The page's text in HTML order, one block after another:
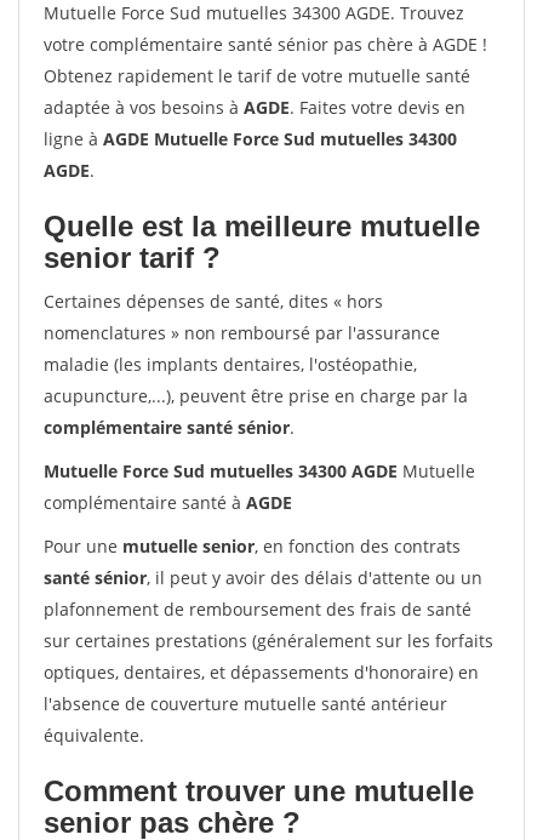
Mutuelle Force Sud mutuelles 34300 AGDE. Trouvez
votre complémentaire santé sénior pas chère à AGDE !
Obtenez rapidement le tarif de votre mutuelle santé
adaptée à vos besoins à AGDE. Faites votre devis en
ligne à AGDE Mutuelle Force Sud mutuelles 34300
AGDE.
Quelle est la meilleure mutuelle
senior tarif ?
Certaines dépenses de santé, dites « hors
nomenclatures » non remboursé par l'assurance
maladie (les implants dentaires, l'ostéopathie,
acupuncture,...), peuvent être prise en charge par la
complémentaire santé sénior.
Mutuelle Force Sud mutuelles 34300 AGDE Mutuelle
complémentaire santé à AGDE
Pour une mutuelle senior, en fonction des contrats
santé sénior, il peut y avoir des délais d'attente ou un
plafonnement de remboursement des frais de santé
sur certaines prestations (généralement sur les forfaits
optiques, dentaires, et dépassements d'honoraire) en
l'absence de couverture mutuelle santé antérieur
équivalente.
Comment trouver une mutuelle
senior pas chère ?